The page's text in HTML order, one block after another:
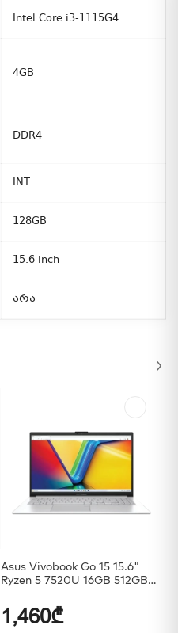
Intel Core i3-1115G4
4GB
DDR4
INT
128GB
15.6 inch
არა
Asus Vivobook Go 15 15.6"
Ryzen 5 7520U 16GB 512GB
1,460₾